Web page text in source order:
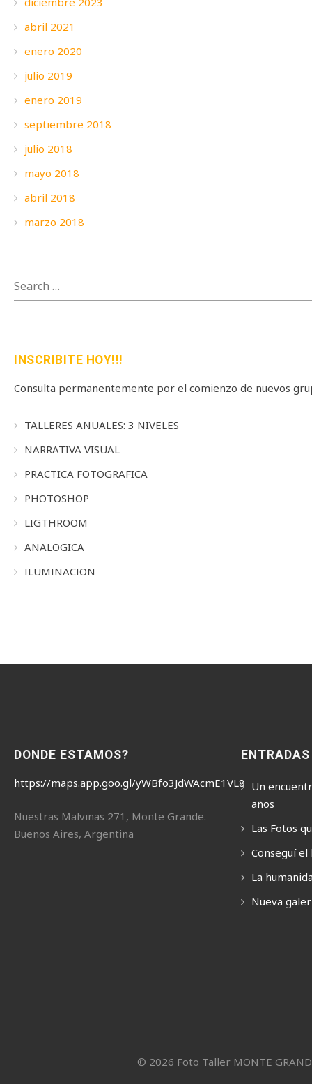
abril 2021
enero 2020
julio 2019
enero 2019
septiembre 2018
julio 2018
mayo 2018
abril 2018
marzo 2018
SEARCH
INSCRIBITE HOY!!!
Consulta permanentemente por el comienzo de nuevos
TALLERES ANUALES: 3 NIVELES
NARRATIVA VISUAL
PRACTICA FOTOGRAFICA
PHOTOSHOP
LIGTHROOM
ANALOGICA
ILUMINACION
DONDE ESTAMOS?
https://maps.app.goo.gl/yWBfo3JdWAcmE1VL8
Nuestras Malvinas 271, Monte Grande.
Buenos Aires, Argentina
Un
años
Las Fotos
Conseguí
La
Nueva
© 2026 Foto Taller MONTE